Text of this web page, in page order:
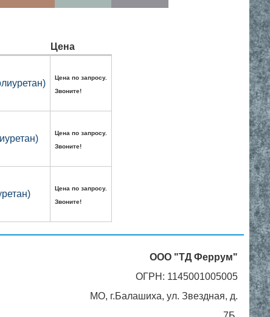
Цена
Цена по запросу.
Звоните!
Цена по запросу.
Звоните!
Цена по запросу.
Звоните!
ООО "ТД Феррум"
ОГРН: 1145001005005
МО, г.Балашиха, ул. Звездная, д.